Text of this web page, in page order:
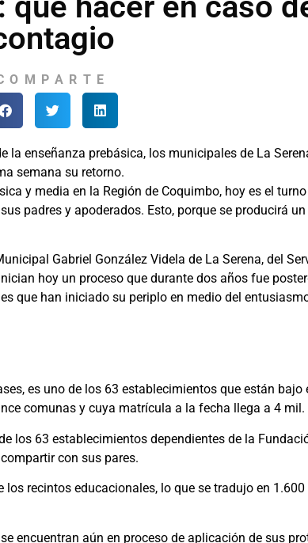
enseñanza prebásica, los municipales de La
semana su retorno.
y media en la Región de Coquimbo, hoy es el
padres y apoderados. Esto, porque se producirá
Gabriel González Videla de La Serena, del
hoy un proceso que durante dos años fue
que han iniciado su periplo en medio del
es uno de los 63 establecimientos que están
comunas y cuya matrícula a la fecha llega a 4 mil.
los 63 establecimientos dependientes de la
con sus pares.
recintos educacionales, lo que se tradujo en
encuentran aún en proceso de aplicación de sus